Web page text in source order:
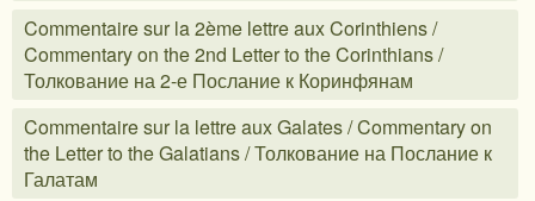
Commentaire sur la 2ème lettre aux Corinthiens /
Commentary on the 2nd Letter to the Corinthians /
Толкование на 2-е Послание к Коринфянам
Commentaire sur la lettre aux Galates / Commentary on
the Letter to the Galatians / Толкование на Послание к
Галатам